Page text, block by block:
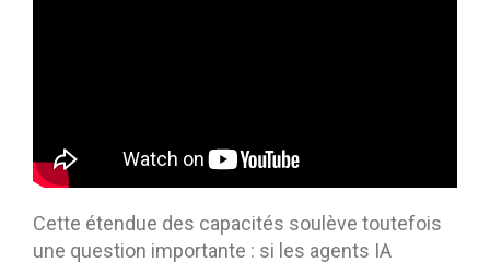
Cette étendue des capacités soulève toutefois
une question importante : si les agents IA